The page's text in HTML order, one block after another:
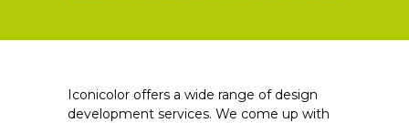
Iconicolor offers a wide range of design
development services. We come up with